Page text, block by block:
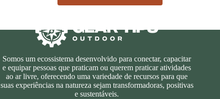
Somos um ecossistema desenvolvido para conectar, capacitar
e equipar pessoas que praticam ou querem praticar atividades
ao ar livre, oferecendo uma variedade de recursos para que
suas experiências na natureza sejam transformadoras, positivas
e sustentáveis.